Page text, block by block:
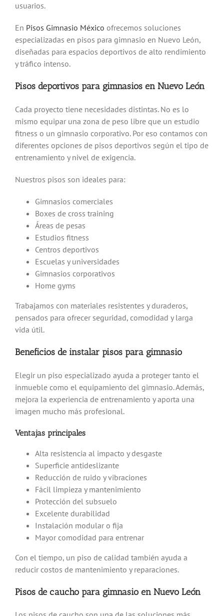
usuarios.
En Pisos Gimnasio México ofrecemos soluciones
especializadas en pisos para gimnasio en Nuevo León,
diseñadas para espacios deportivos de alto rendimiento
y tráfico intenso.
Pisos deportivos para gimnasios en Nuevo León
Cada proyecto tiene necesidades distintas. No es lo
mismo equipar una zona de peso libre que un estudio
fitness o un gimnasio corporativo. Por eso contamos con
diferentes opciones de pisos deportivos según el tipo de
entrenamiento y nivel de exigencia.
Nuestros pisos son ideales para:
Gimnasios comerciales
Boxes de cross training
Áreas de pesas
Estudios fitness
Centros deportivos
Escuelas y universidades
Gimnasios corporativos
Home gyms
Trabajamos con materiales resistentes y duraderos,
pensados para ofrecer seguridad, comodidad y larga
vida útil.
Beneficios de instalar pisos para gimnasio
Elegir un piso especializado ayuda a proteger tanto el
inmueble como el equipamiento del gimnasio. Además,
mejora la experiencia de entrenamiento y aporta una
imagen mucho más profesional.
Ventajas principales
Alta resistencia al impacto y desgaste
Superficie antideslizante
Reducción de ruido y vibraciones
Fácil limpieza y mantenimiento
Protección del subsuelo
Excelente durabilidad
Instalación modular o fija
Mayor comodidad para entrenar
Con el tiempo, un piso de calidad también ayuda a
reducir costos de mantenimiento y reparaciones.
Pisos de caucho para gimnasio en Nuevo León